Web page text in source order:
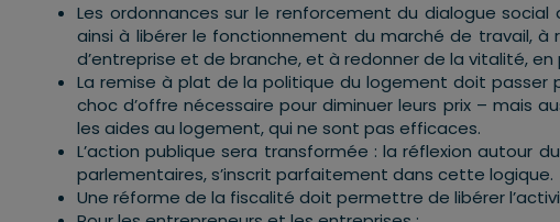
Les ordonnances sur le renforcement du dialogue
ainsi à libérer le fonctionnement du marché de travail,
d’entreprise et de branche, et à redonner de la vitalité, en
La remise à plat de la politique du logement doit passer
choc d’offre nécessaire pour diminuer leurs prix – mais
les aides au logement, qui ne sont pas efficaces.
L’action publique sera transformée : la réflexion autour
parlementaires, s’inscrit parfaitement dans cette logique.
Une réforme de la fiscalité doit permettre de libérer